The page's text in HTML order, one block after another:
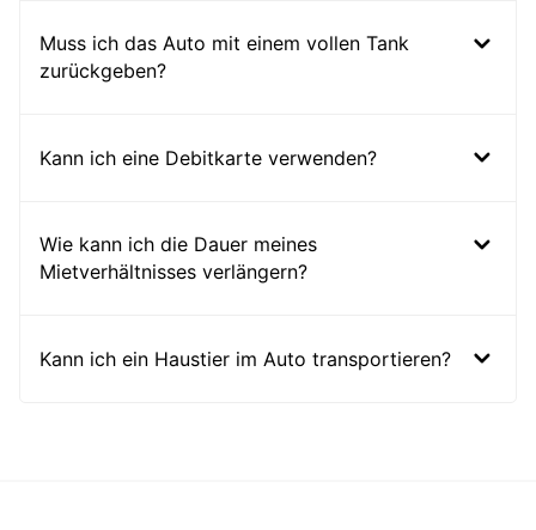
Muss ich das Auto mit einem vollen Tank
zurückgeben?
Kann ich eine Debitkarte verwenden?
Wie kann ich die Dauer meines
Mietverhältnisses verlängern?
Kann ich ein Haustier im Auto transportieren?